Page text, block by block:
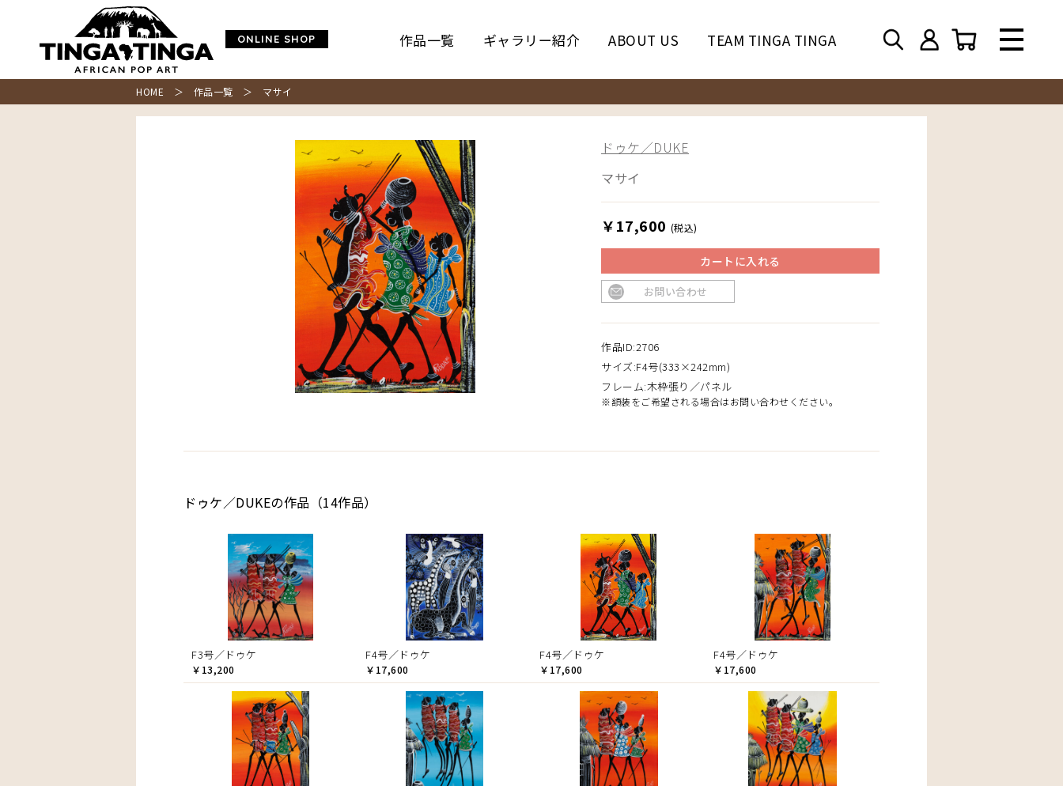
ONLINE SHOP 作品一覧 ギャラリー紹介 ABOUT US TEAM TINGA TINGA
HOME ＞ 作品一覧 ＞ マサイ
ドゥケ／DUKE
マサイ
￥17,600 (税込)
カートに入れる
お問い合わせ
作品ID:2706
サイズ:F4号(333×242mm)
フレーム:木枠張り／パネル
※額装をご希望される場合はお問い合わせください。
ドゥケ／DUKEの作品（14作品）
F3号／ドゥケ
￥13,200
F4号／ドゥケ
￥17,600
F4号／ドゥケ
￥17,600
F4号／ドゥケ
￥17,600